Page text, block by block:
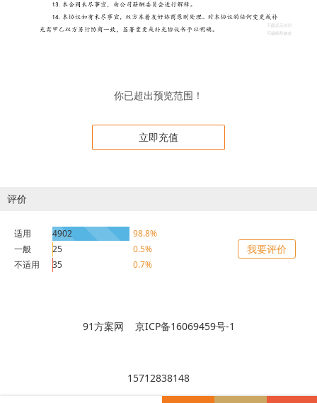
你已超出预览范围！
立即充值
评价
适用 4902
98.8%
一般
25
0.5%
不适用
35 0.7%
我要评价
91方案网 京ICP备16069459号-1
15712838148